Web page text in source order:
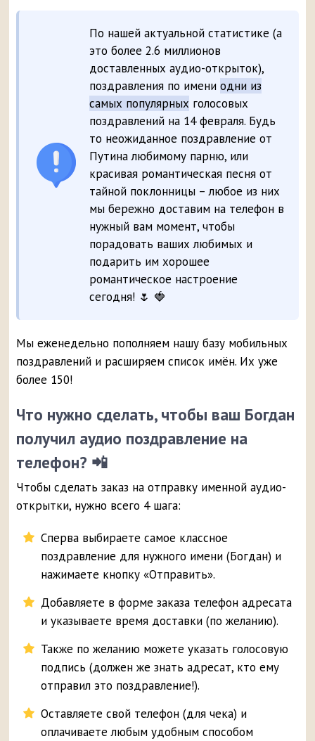
По нашей актуальной статистике (а
это более 2.6 миллионов
доставленных аудио-открыток),
поздравления по имениодни из
самых популярных голосовых
поздравлений на 14 февраля. Будь
то неожиданное поздравление от
Путина любимому парню, или
красивая романтическая песня от
тайной поклонницы – любое из них
мы бережно доставим на телефон в
нужный вам момент, чтобы
порадовать ваших любимых и
подарить им хорошее
романтическое настроение
сегодня! 🌷 🍓
Мы еженедельно пополняем нашу базу мобильных
поздравлений и расширяем список имён. Их уже
более 150!
Что нужно сделать, чтобы ваш Богдан
получил аудио поздравление на
телефон? 📲
Чтобы сделать заказ на отправку именной аудио-
открытки, нужно всего 4 шага:
Сперва выбираете самое классное
поздравление для нужного имени (Богдан) и
нажимаете кнопку «Отправить».
Добавляете в форме заказа телефон адресата
и указываете время доставки (по желанию).
Также по желанию можете указать голосовую
подпись (должен же знать адресат, кто ему
отправил это поздравление!).
Оставляете свой телефон (для чека) и
оплачиваете любым удобным способом